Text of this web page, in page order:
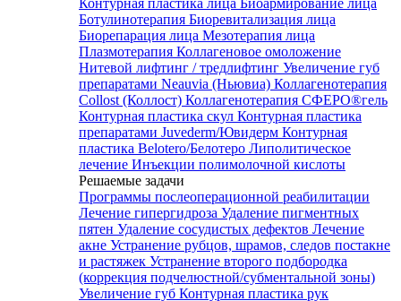
Контурная пластика лица Биоармирование лица
Ботулинотерапия Биоревитализация лица
Биорепарация лица Мезотерапия лица
Плазмотерапия Коллагеновое омоложение
Нитевой лифтинг / тредлифтинг Увеличение губ
препаратами Neauvia (Ньювиа) Коллагенотерапия
Collost (Коллост) Коллагенотерапия СФЕРО®гель
Контурная пластика скул Контурная пластика
препаратами Juvederm/Ювидерм Контурная
пластика Belotero/Белотеро Липолитическое
лечение Инъекции полимолочной кислоты
Решаемые задачи
Программы послеоперационной реабилитации
Лечение гипергидроза Удаление пигментных
пятен Удаление сосудистых дефектов Лечение
акне Устранение рубцов, шрамов, следов постакне
и растяжек Устранение второго подбородка
(коррекция подчелюстной/субментальной зоны)
Увеличение губ Контурная пластика рук